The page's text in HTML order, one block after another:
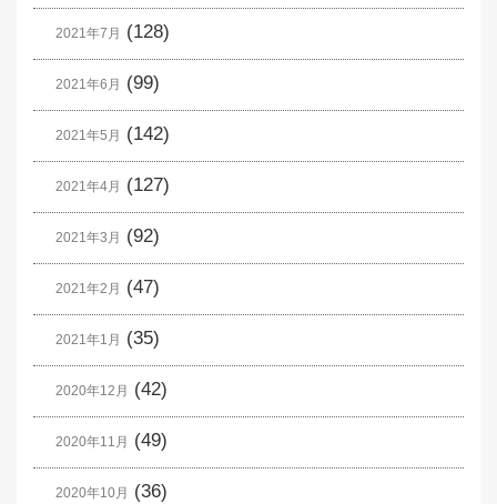
2021年7月 (128)
2021年6月 (99)
2021年5月 (142)
2021年4月 (127)
2021年3月 (92)
2021年2月 (47)
2021年1月 (35)
2020年12月 (42)
2020年11月 (49)
2020年10月 (36)